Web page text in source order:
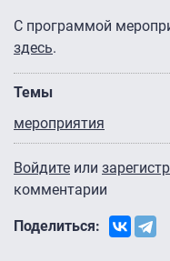
С программой
здесь.
Темы
мероприятия
Войдите или
комментарии
Поделиться: